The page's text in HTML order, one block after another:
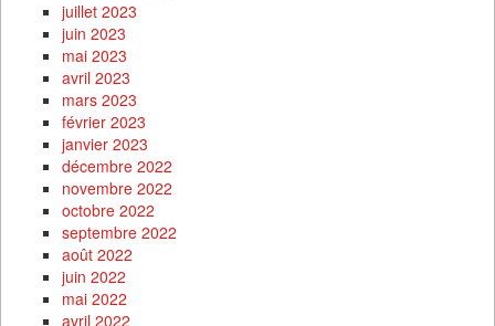
juillet 2023
juin 2023
mai 2023
avril 2023
mars 2023
février 2023
janvier 2023
décembre 2022
novembre 2022
octobre 2022
septembre 2022
août 2022
juin 2022
mai 2022
avril 2022